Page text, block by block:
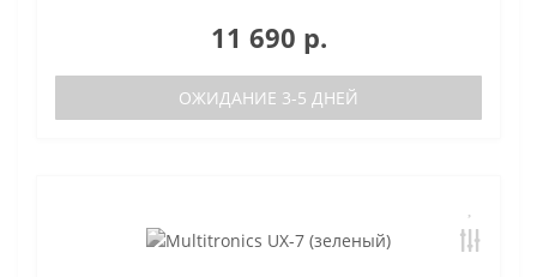
11 690 р.
ОЖИДАНИЕ 3-5 ДНЕЙ